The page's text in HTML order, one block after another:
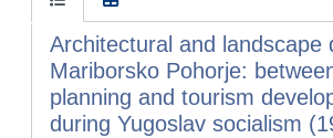
Architectural and landscape
Mariborsko Pohorje:
planning and tourism
during Yugoslav socialism